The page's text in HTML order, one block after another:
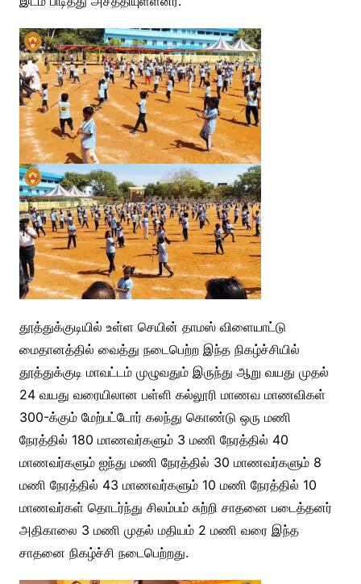
தூத்துக்குடியில் உள்ள செயின் தாமஸ் விளையாட்டு
மைதானத்தில் வைத்து நடைபெற்ற இந்த நிகழ்ச்சியில்
தூத்துக்குடி மாவட்டம் முழுவதும் இருந்து ஆறு வயது முதல்
24 வயது வரையிலான பள்ளி கல்லூரி மாணவ மாணவிகள்
300-க்கும் மேற்பட்டோர் கலந்து கொண்டு ஒரு மணி
நேரத்தில் 180 மாணவர்களும் 3 மணி நேரத்தில் 40
மாணவர்களும் ஐந்து மணி நேரத்தில் 30 மாணவர்களும் 8
மணி நேரத்தில் 43 மாணவர்களும் 10 மணி நேரத்தில் 10
மாணவர்கள் தொடர்ந்து சிலம்பம் சுற்றி சாதனை படைத்தனர்
அதிகாலை 3 மணி முதல் மதியம் 2 மணி வரை இந்த
சாதனை நிகழ்ச்சி நடைபெற்றது.